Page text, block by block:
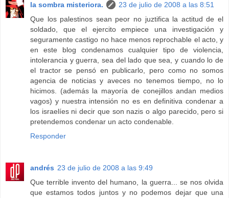
la sombra misteriora.
23 de julio de 2008 a las 8:51
Que los palestinos sean peor no juztifica la actitud de el
soldado, que el ejercito empiece una investigación y
seguramente castigo no hace menos reprochable el acto, y
en este blog condenamos cualquier tipo de violencia,
intolerancia y guerra, sea del lado que sea, y cuando lo de
el tractor se pensó en publicarlo, pero como no somos
agencia de noticias y aveces no tenemos tiempo, no lo
hicimos. (además la mayoría de conejillos andan medios
vagos) y nuestra intensión no es en definitiva condenar a
los israelíes ni decir que son nazis o algo parecido, pero si
pretendemos condenar un acto condenable.
Responder
andrés 23 de julio de 2008 a las 9:49
Que terrible invento del humano, la guerra... se nos olvida
que estamos todos juntos y no podemos dejar que una